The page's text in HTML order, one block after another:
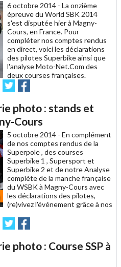
6 octobre 2014 - La onzième
épreuve du World SBK 2014
s'est disputée hier à Magny-
Cours, en France. Pour
compléter nos comptes rendus
en direct, voici les déclarations
des pilotes Superbike ainsi que
l'analyse Moto-Net.Com des
deux courses françaises.
EnvoyerPartager
sur sur
photo : stands et
Cours
5 octobre 2014 - En complément
de nos comptes rendus de la
Superpole , des courses
Superbike 1 , Supersport et
Superbike 2 et de notre Analyse
complète de la manche française
du WSBK à Magny-Cours avec
les déclarations des pilotes,
(re)vivez l'événement grâce à nos
EnvoyerPartager
sur sur
photo : Course SSP à